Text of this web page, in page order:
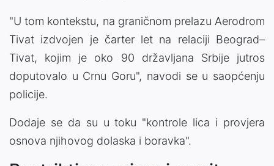
"U tom kontekstu, na graničnom prelazu Aerodrom
Tivat izdvojen je čarter let na relaciji Beograd–
Tivat, kojim je oko 90 državljana Srbije jutros
doputovalo u Crnu Goru", navodi se u saopćenju
policije.
Dodaje se da su u toku "kontrole lica i provjera
osnova njihovog dolaska i boravka".